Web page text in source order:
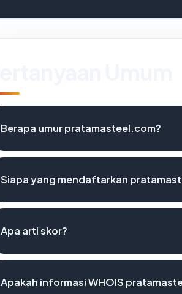
Berapa umur pratamasteel.com?
Siapa yang mendaftarkan
Apa arti skor?
Apakah informasi WHOIS